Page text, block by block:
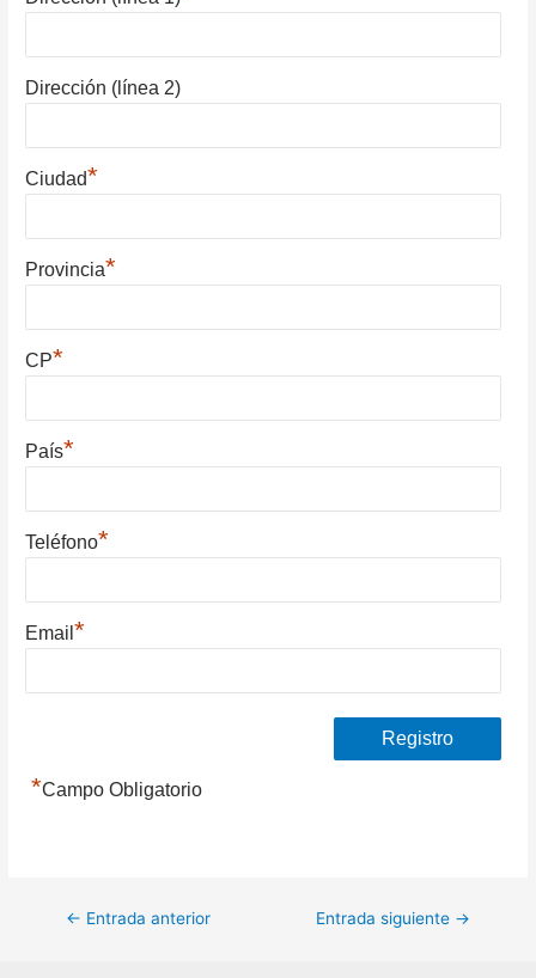
Dirección (línea 2)
Ciudad*
Provincia*
CP*
País*
Teléfono*
Email*
*Campo Obligatorio
Navegación
← Entrada anterior Entrada siguiente →